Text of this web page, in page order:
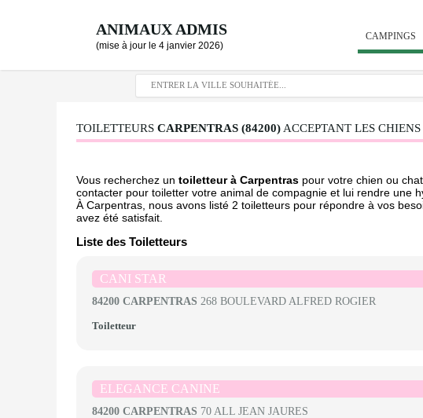
ANIMAUX ADMIS
(mise à jour le 4 janvier 2026)
CAMPINGS
TOILETTEURS CARPENTRAS (84200) ACCEPTANT LES
Vous recherchez un toiletteur à Carpentras pour votre chien ou
contacter pour toiletter votre animal de compagnie et lui rendre une
À Carpentras, nous avons listé 2 toiletteurs pour répondre à vos
avez été satisfait.
Liste des Toiletteurs
CANI STAR
84200 CARPENTRAS 268 BOULEVARD ALFRED ROGIER
Toiletteur
ELEGANCE CANINE
84200 CARPENTRAS 70 ALL JEAN JAURES